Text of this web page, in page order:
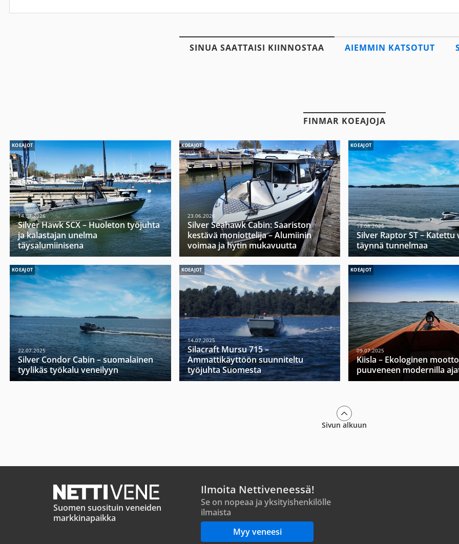
SINUA SAATTAISI KIINNOSTAA AIEMMIN KATSOTUT
FINMAR KOEAJOJA
KOEAJOT
14.07.2026
Silver Hawk SCX – Huoleton työjuhta
ja kalastajan unelma
täysalumiinisena
KOEAJOT
23.06.2026
Silver Seahawk Cabin: Saariston
kestävä moniottelija – Alumiinin
voimaa ja hytin mukavuutta
KOEAJOT
13.08.2025
Silver Raptor ST –
täynnä tunnelmaa
KOEAJOT
22.07.2025
Silver Condor Cabin – suomalainen
tyylikäs työkalu veneilyyn
KOEAJOT
14.07.2025
Silacraft Mursu 715 –
Ammattikäyttöön suunniteltu
työjuhta Suomesta
KOEAJOT
09.07.2025
Kiisla – Ekologinen
puuveneen modernilla
Sivun alkuun
Suomen suosituin veneiden
markkinapaikka
Ilmoita Nettiveneessä!
Se on nopeaa ja yksityishenkilölle
ilmaista
Myy veneesi